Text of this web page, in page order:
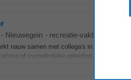
- Nieuwegein - recreatie-vakbeurs.nl
nauw samen met collega's in
of journalistieke opleiding, vlot in het